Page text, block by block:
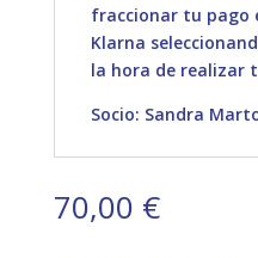
fraccionar tu pago
Klarna
la hora de realizar
Socio: Sandra
70,00 €